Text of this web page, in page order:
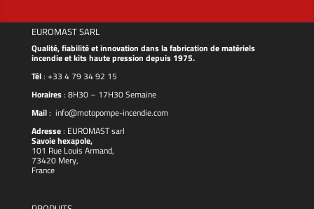
EUROMAST SARL
Qualité, fiabilité et innovation dans la fabrication de matériels
incendie et kits haute pression depuis 1975.
Tél: +33 4 79 34 92 15
Horaires: 8H30 – 17H30 Semaine
Mail: info@motopompe-incendie.com
Adresse: EUROMASTsarl
Savoie hexapole,
101 Rue Louis Armand,
73420 Mery,
France